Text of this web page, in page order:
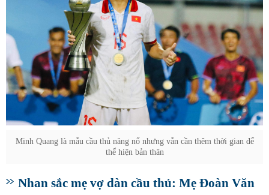
Minh Quang là mẫu cầu thủ năng nổ nhưng vẫn cần thêm thời gian để
thể hiện bản thân
Nhan sắc mẹ vợ dàn cầu thủ: Mẹ Đoàn Văn